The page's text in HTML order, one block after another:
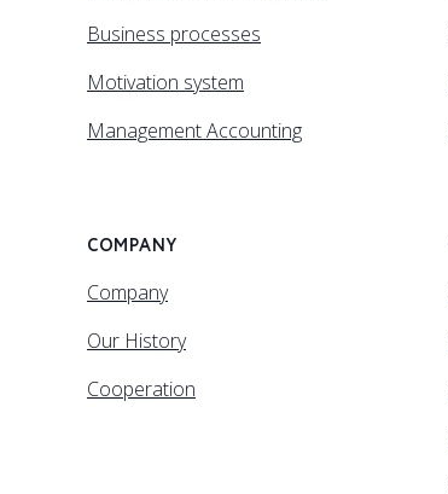
Business processes
Motivation system
Management Accounting
COMPANY
Company
Our History
Cooperation